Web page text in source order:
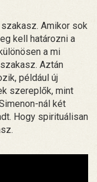
Amikor sok
kell határozni a
a mi
Aztán
például új
szereplők, mint
nál két
Hogy spirituálisan